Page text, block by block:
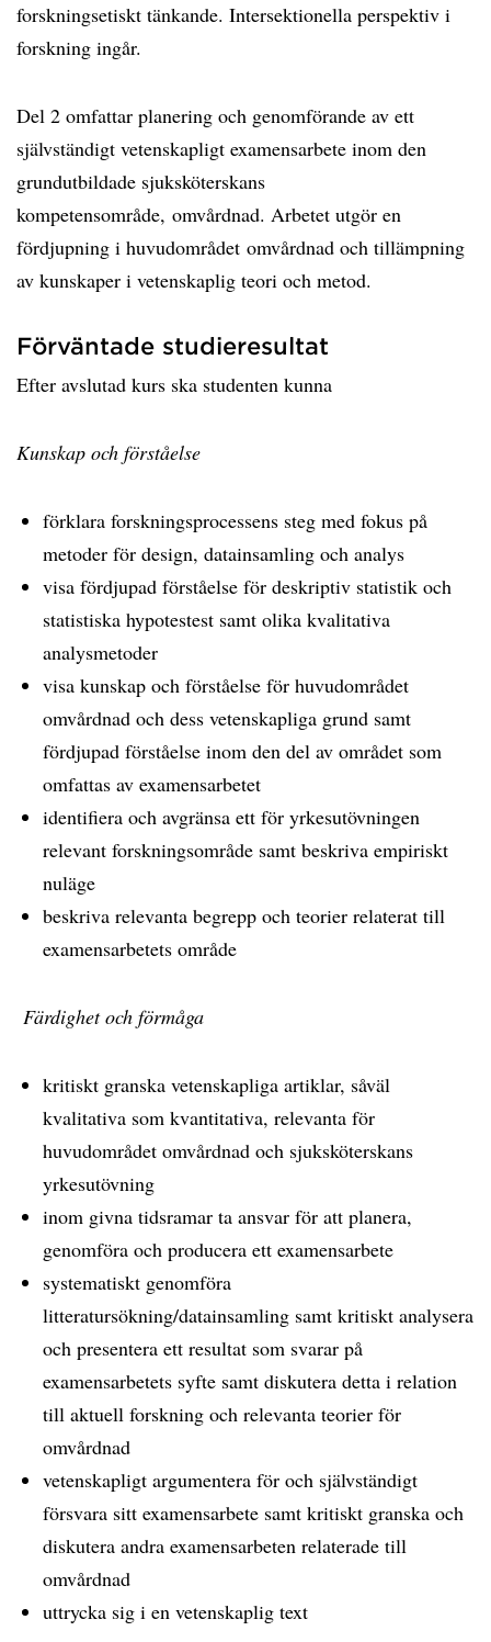
forskningsetiskt tänkande. Intersektionella perspektiv i
forskning ingår.
Del 2 omfattar planering och genomförande av ett
självständigt vetenskapligt examensarbete inom den
grundutbildade sjuksköterskans
kompetensområde, omvårdnad. Arbetet utgör en
fördjupning i huvudområdet omvårdnad och tillämpning
av kunskaper i vetenskaplig teori och metod.
Förväntade studieresultat
Efter avslutad kurs ska studenten kunna
Kunskap och förståelse
förklara forskningsprocessens steg med fokus på
metoder för design, datainsamling och analys
visa fördjupad förståelse för deskriptiv statistik och
statistiska hypotestest samt olika kvalitativa
analysmetoder
visa kunskap och förståelse för huvudområdet
omvårdnad och dess vetenskapliga grund samt
fördjupad förståelse inom den del av området som
omfattas av examensarbetet
identifiera och avgränsa ett för yrkesutövningen
relevant forskningsområde samt beskriva empiriskt
nuläge
beskriva relevanta begrepp och teorier relaterat till
examensarbetets område
Färdighet och förmåga
kritiskt granska vetenskapliga artiklar, såväl
kvalitativa som kvantitativa, relevanta för
huvudområdet omvårdnad och sjuksköterskans
yrkesutövning
inom givna tidsramar ta ansvar för att planera,
genomföra och producera ett examensarbete
systematiskt genomföra
litteratursökning/datainsamling samt kritiskt analysera
och presentera ett resultat som svarar på
examensarbetets syfte samt diskutera detta i relation
till aktuell forskning och relevanta teorier för
omvårdnad
vetenskapligt argumentera för och självständigt
försvara sitt examensarbete samt kritiskt granska och
diskutera andra examensarbeten relaterade till
omvårdnad
uttrycka sig i en vetenskaplig text